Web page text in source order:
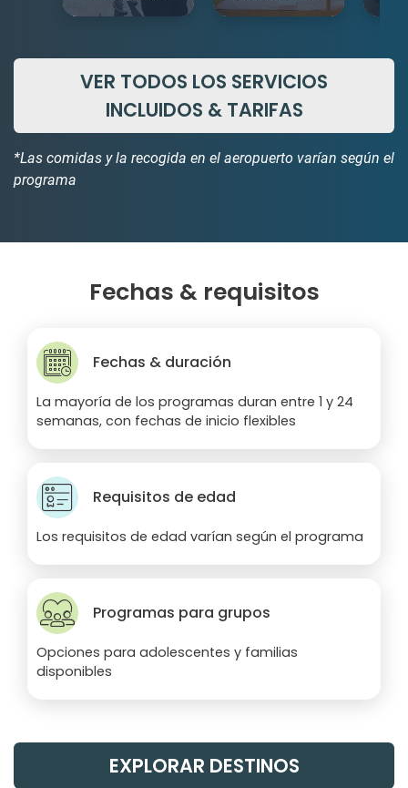
VER TODOS LOS SERVICIOS
INCLUIDOS & TARIFAS
*Las comidas y la recogida en el aeropuerto varían según el
programa
Fechas & requisitos
Fechas & duración
La mayoría de los programas duran entre 1 y 24
semanas, con fechas de inicio flexibles
Requisitos de edad
Los requisitos de edad varían según el programa
Programas para grupos
Opciones para adolescentes y familias
disponibles
EXPLORAR DESTINOS